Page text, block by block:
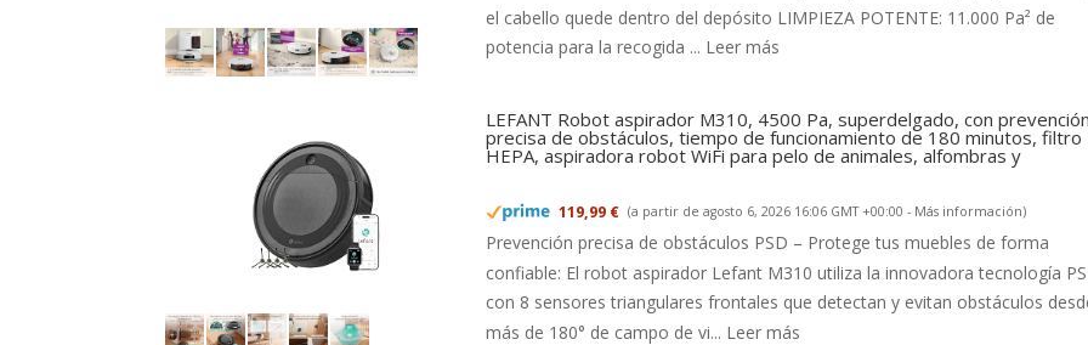
el cabello quede dentro del depósito LIMPIEZA POTENTE: 11.000 Pa² de
potencia para la recogida ... Leer más
LEFANT Robot aspirador M310, 4500 Pa, superdelgado, con prevención
precisa de obstáculos, tiempo de funcionamiento de 180 minutos, filtro
HEPA, aspiradora robot WiFi para pelo de animales, alfombras y
119,99 € (a partir de agosto 6, 2026 16:06 GMT +00:00 - Más información)
Prevención precisa de obstáculos PSD – Protege tus muebles de forma
confiable: El robot aspirador Lefant M310 utiliza la innovadora tecnología
con 8 sensores triangulares frontales que detectan y evitan obstáculos
más de 180° de campo de vi... Leer más